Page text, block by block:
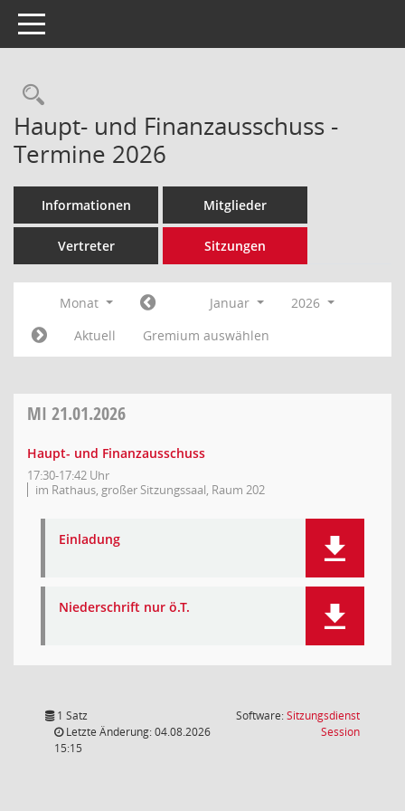
Toggle navigation
Rechercheauswahl
Haupt- und Finanzausschuss -
Termine 2026
Informationen Mitglieder
Vertreter Sitzungen
Monat Januar
2026
Aktuell
Gremium auswählen
MI 21.01.2026
Haupt- und Finanzausschuss
17:30-17:42 Uhr
im Rathaus, großer Sitzungssaal, Raum 202
Einladung
Niederschrift nur ö.T.
1 Satz
Letzte Änderung: 04.08.2026
15:15
Software:Sitzungsdienst
Session(Wird in